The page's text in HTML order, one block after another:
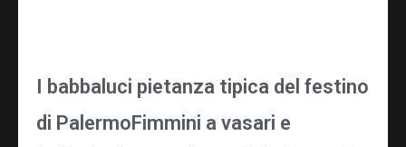
I babbaluci pietanza tipica del festino
di PalermoFimmini a vasari e